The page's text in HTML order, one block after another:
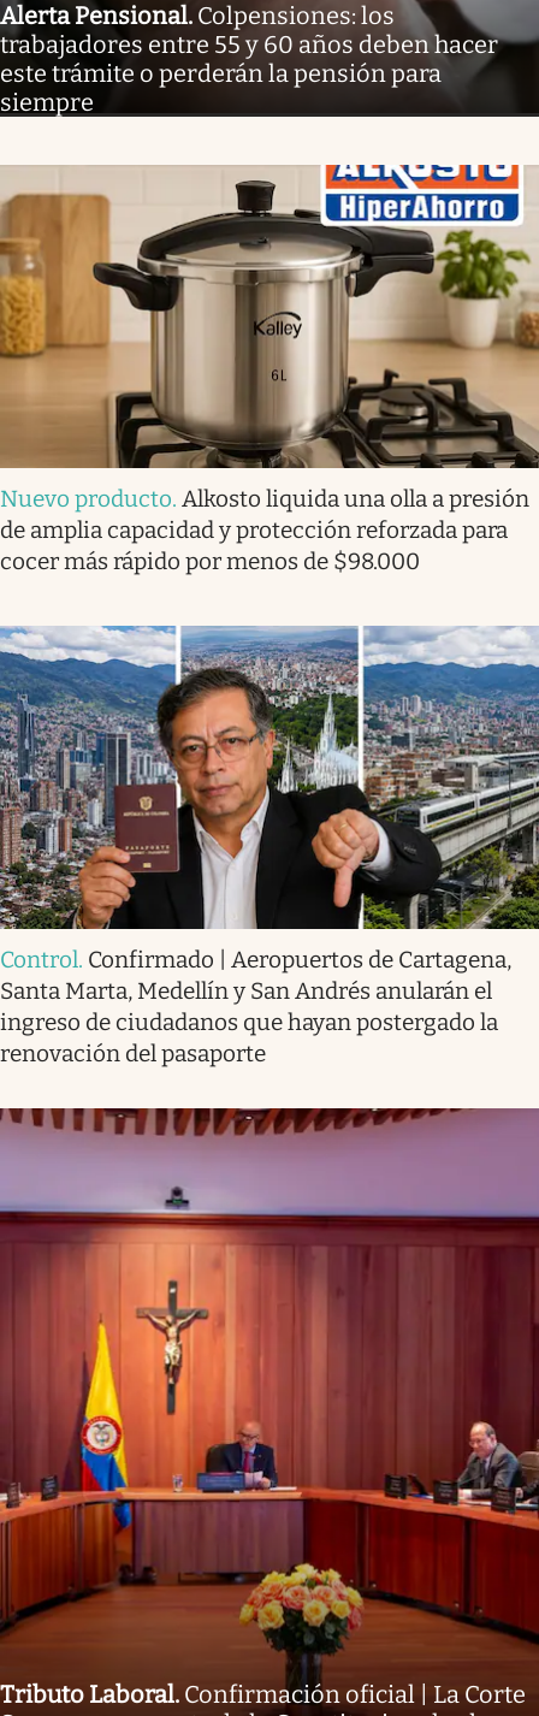
Alerta Pensional. Colpensiones: los
trabajadores entre 55 y 60 años deben hacer
este trámite o perderán la pensión para
siempre
Nuevo producto. Alkosto liquida una olla a presión
de amplia capacidad y protección reforzada para
cocer más rápido por menos de $98.000
Control. Confirmado | Aeropuertos de Cartagena,
Santa Marta, Medellín y San Andrés anularán el
ingreso de ciudadanos que hayan postergado la
renovación del pasaporte
Tributo Laboral. Confirmación oficial | La Corte